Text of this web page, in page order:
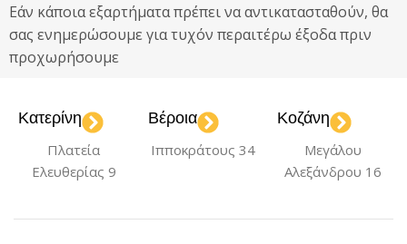
Εάν κάποια εξαρτήματα πρέπει να αντικατασταθούν, θα
σας ενημερώσουμε για τυχόν περαιτέρω έξοδα πριν
προχωρήσουμε
Κατερίνη
Πλατεία
Ελευθερίας 9
Βέροια
Ιπποκράτους 34
Κοζάνη
Μεγάλου
Αλεξάνδρου 16